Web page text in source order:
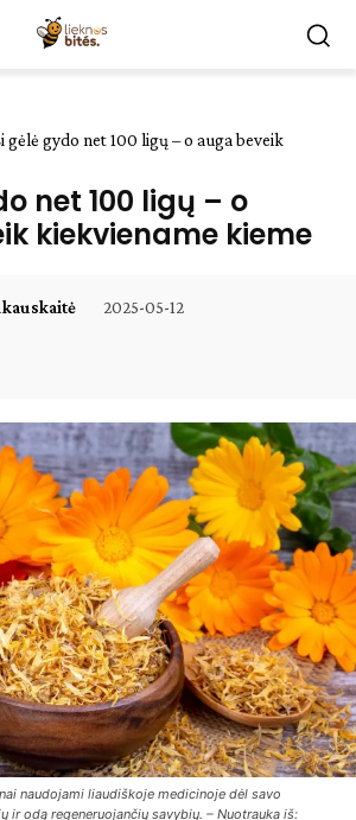
gėlė gydo net 100 ligų – o auga beveik
net 100 ligų – o
kiekviename kieme
2025-05-12
naudojami liaudiškoje medicinoje dėl savo
ir odą regeneruojančių savybių. – Nuotrauka iš: